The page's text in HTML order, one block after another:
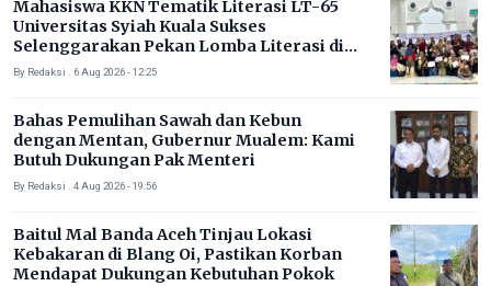
Mahasiswa KKN Tematik Literasi LT-65
Universitas Syiah Kuala Sukses
Selenggarakan Pekan Lomba Literasi di
Gampong Rhieng Blang
By Redaksi . 6 Aug 2026 - 12:25
Bahas Pemulihan Sawah dan Kebun
dengan Mentan, Gubernur Mualem: Kami
Butuh Dukungan Pak Menteri
By Redaksi . 4 Aug 2026 - 19:56
Baitul Mal Banda Aceh Tinjau Lokasi
Kebakaran di Blang Oi, Pastikan Korban
Mendapat Dukungan Kebutuhan Pokok